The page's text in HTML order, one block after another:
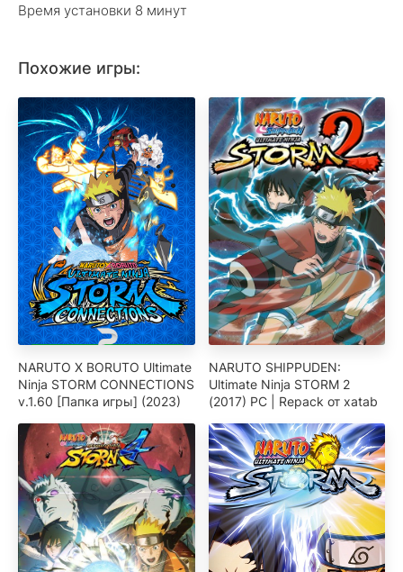
Время установки 8 минут
Похожие игры:
NARUTO X BORUTO Ultimate
Ninja STORM CONNECTIONS
v.1.60 [Папка игры] (2023)
NARUTO SHIPPUDEN:
Ultimate Ninja STORM 2
(2017) PC | Repack от xatab